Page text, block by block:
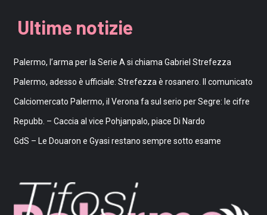
Ultime notizie
Palermo, l’arma per la Serie A si chiama Gabriel Strefezza
Palermo, adesso è ufficiale: Strefezza è rosanero. Il comunicato
Calciomercato Palermo, il Verona fa sul serio per Segre: le cifre
Repubb. – Caccia al vice Pohjanpalo, piace Di Nardo
GdS – Le Douaron e Gyasi restano sempre sotto esame